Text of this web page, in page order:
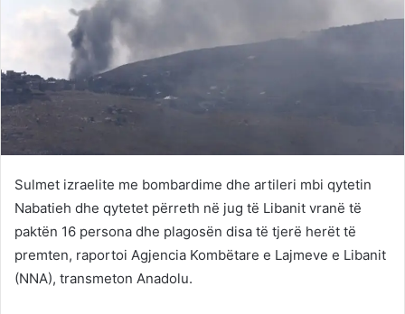
Sulmet izraelite me bombardime dhe artileri mbi qytetin
Nabatieh dhe qytetet përreth në jug të Libanit vranë të
paktën 16 persona dhe plagosën disa të tjerë herët të
premten, raportoi Agjencia Kombëtare e Lajmeve e Libanit
(NNA), transmeton Anadolu.